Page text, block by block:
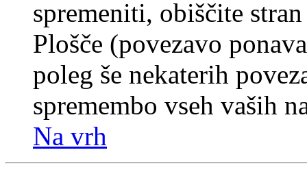
spremeniti, obiščite
Plošče (povezavo
poleg še nekaterih
spremembo vseh vaših
Na vrh